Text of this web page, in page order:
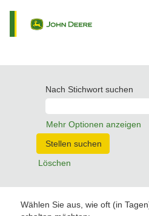
Nach Stichwort suchen
Mehr Optionen anzeigen
Löschen
Wählen Sie aus, wie oft (in